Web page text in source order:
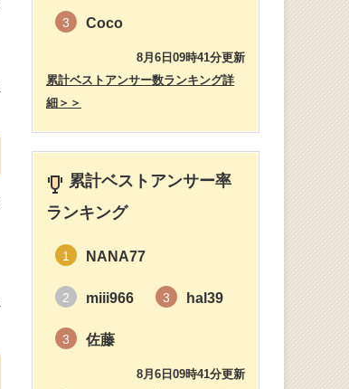
3 Coco
8月6日09時41分更新
累計ベストアンサー数ランキング詳
細＞＞
累計ベストアンサー率
ランキング
1 NANA77
2 miii966 3 hal39
3 佐藤
8月6日09時41分更新